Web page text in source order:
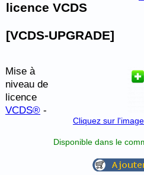
licence VCDS
[VCDS-UPGRADE]
Cliquez sur
Disponible dans le
Mise à
niveau de
licence
VCDS® -